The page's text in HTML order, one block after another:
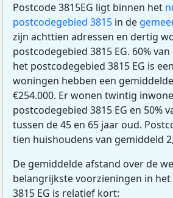
Postcode 3815EG ligt binnen het
postcodegebied 3815 in de
zijn achttien adressen en dertig
postcodegebied 3815 EG. 60%
het postcodegebied 3815 EG is
woningen hebben een gemiddelde
€254.000. Er wonen twintig
postcodegebied 3815 EG en 50%
tussen de 45 en 65 jaar oud.
tien huishoudens van gemiddeld
De gemiddelde afstand over de
belangrijkste voorzieningen in
3815 EG is relatief kort: